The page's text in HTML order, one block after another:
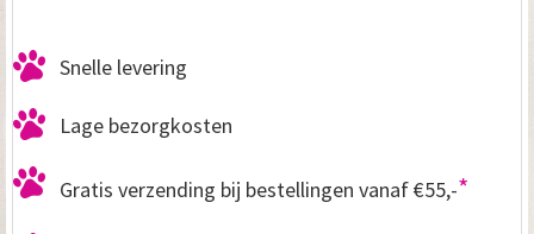
Snelle levering
Lage bezorgkosten
Gratis verzending bij bestellingen vanaf €55,-*